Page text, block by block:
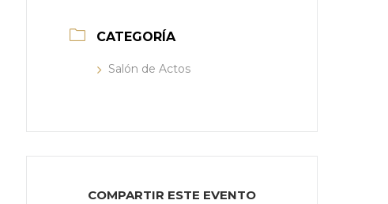
CATEGORÍA
Salón de Actos
COMPARTIR ESTE EVENTO